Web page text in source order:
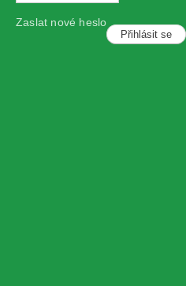
Zaslat nové heslo